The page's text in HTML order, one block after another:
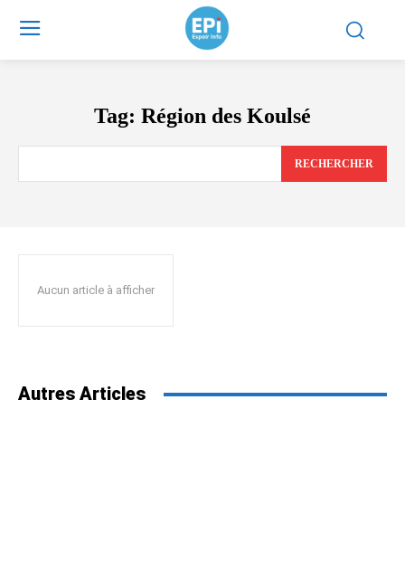
Tag: Région des Koulsé
RECHERCHER
Aucun article à afficher
Autres Articles